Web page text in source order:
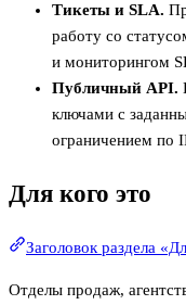
Тикеты и SLA.
работу со
и мониторингом
Публичный API.
ключами с
ограничением по
Для кого это
Заголовок раздела
Отделы продаж,